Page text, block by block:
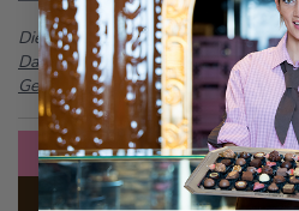
Dieses Formular ist durch
Datenschutzbestimmungenund
Geschäftsbedingungen
Passwort